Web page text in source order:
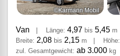
©Karmann Mobil
Van | Länge: 4,97 bis 5,45 m
Breite: 2,08 bis 2,15 m Höhe:
zul. Gesamtgewicht: ab 3.000 kg